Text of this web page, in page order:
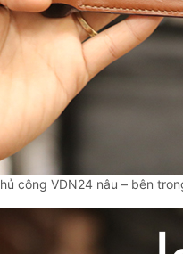
công VDN24 nâu – bên